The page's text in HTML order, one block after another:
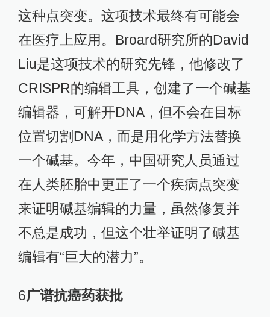
这种点突变。这项技术最终有可能会
在医疗上应用。Broard研究所的David
Liu是这项技术的研究先锋，他修改了
CRISPR的编辑工具，创建了一个碱基
编辑器，可解开DNA，但不会在目标
位置切割DNA，而是用化学方法替换
一个碱基。今年，中国研究人员通过
在人类胚胎中更正了一个疾病点突变
来证明碱基编辑的力量，虽然修复并
不总是成功，但这个壮举证明了碱基
编辑有“巨大的潜力”。
6广谱抗癌药获批